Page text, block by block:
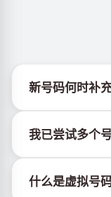
新号码何时补充
人
帮助用户获取最
我已尝试多个
率。各服务平台
什么是虚拟号码